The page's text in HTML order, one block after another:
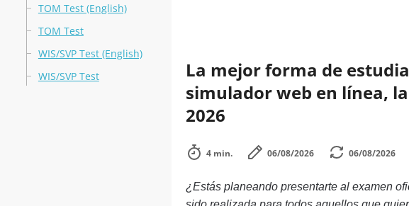
TOM Test (English)
TOM Test
WIS/SVP Test (English)
WIS/SVP Test
La mejor forma de
simulador web en línea,
2026
4 min. 06/08/2026 06/08/2026
¿Estás planeando presentarte al examen